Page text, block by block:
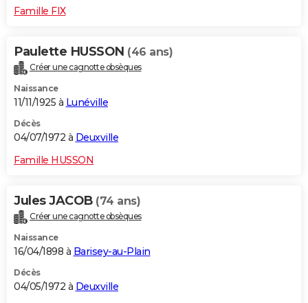
Famille FIX
Paulette HUSSON (46 ans)
Créer une cagnotte obsèques
Naissance
11/11/1925 à Lunéville
Décès
04/07/1972 à Deuxville
Famille HUSSON
Jules JACOB (74 ans)
Créer une cagnotte obsèques
Naissance
16/04/1898 à Barisey-au-Plain
Décès
04/05/1972 à Deuxville